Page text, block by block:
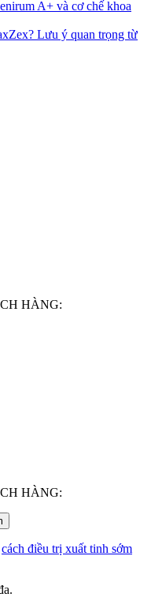
A+ và cơ chế khoa
Lưu ý quan trọng từ
HÀNG:
HÀNG:
cách điều trị xuất tinh sớm